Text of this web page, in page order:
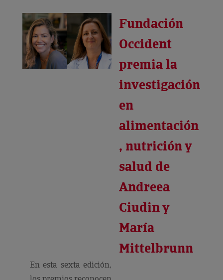
Fundación
Occident
premia la
investigación
en
alimentación
, nutrición y
salud de
Andreea
Ciudin y
María
Mittelbrunn
En esta sexta edición,